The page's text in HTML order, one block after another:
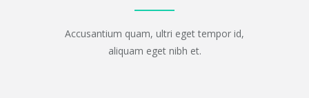
Accusantium quam, ultri eget tempor id,
aliquam eget nibh et.